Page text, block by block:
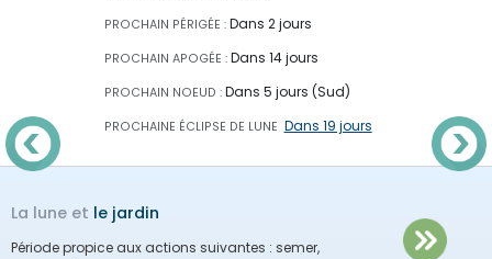
PROCHAIN PÉRIGÉE : Dans 2 jours
PROCHAIN APOGÉE : Dans 14 jours
PROCHAIN NOEUD : Dans 5 jours (Sud)
PROCHAINE ÉCLIPSE DE LUNE Dans 19 jours
La lune et le jardin
Période propice aux actions suivantes : semer,